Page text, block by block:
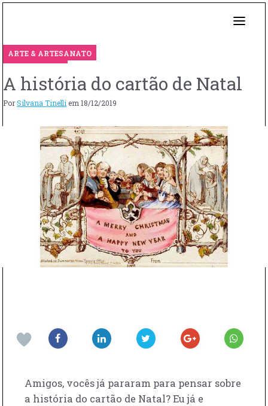
ARTE & ARTESANATO
A história do cartão de Natal
PorSilvana Tinelli em 18/12/2019
Amigos, vocês já pararam para pensar sobre
a história do cartão de Natal? Eu já e